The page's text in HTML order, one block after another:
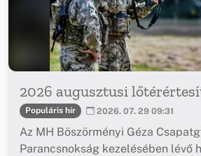
2026 augusztusi
Populáris hír 2026. 07. 29 09:31
Az MH Böszörményi Géza
Parancsnokság kezelésében lévő